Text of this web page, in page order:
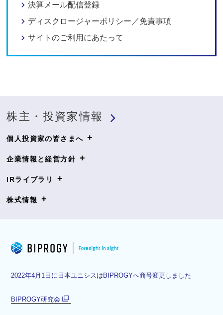
決算メール配信登録
ディスクロージャーポリシー／免責事項
サイトのご利用にあたって
株主・投資家情報
個人投資家の皆さまへ +
企業情報と経営方針 +
IRライブラリ +
株式情報 +
2022年4月1日に日本ユニシスはBIPROGYへ商号変更しました
BIPROGY研究会